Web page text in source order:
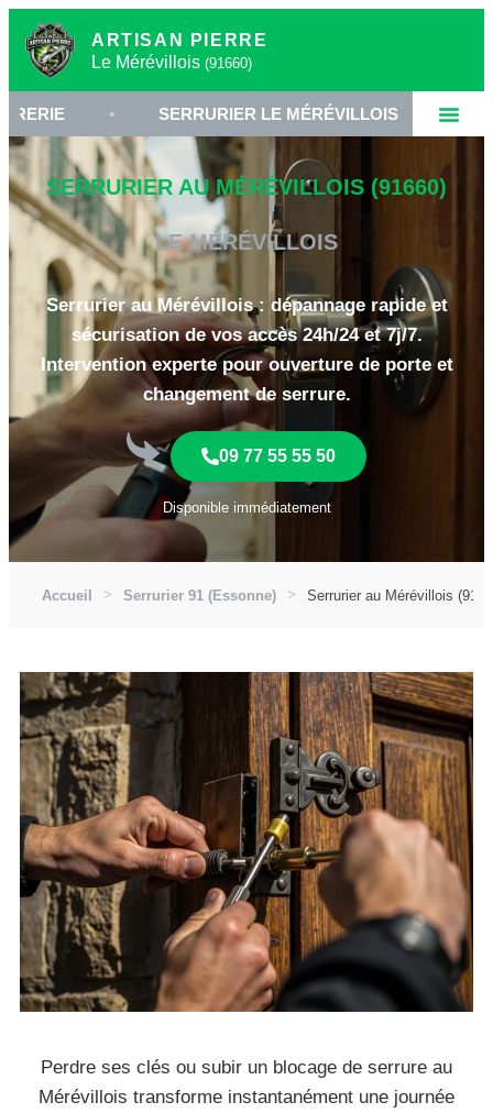
ARTISAN PIERRE
Le Mérévillois (91660)
• SERRURIER LE MÉRÉVILLOIS •
SERRURIER AU MÉRÉVILLOIS (91660)
LE MÉRÉVILLOIS
Serrurier au Mérévillois : dépannage rapide et
sécurisation de vos accès 24h/24 et 7j/7.
Intervention experte pour ouverture de porte et
changement de serrure.
09 77 55 55 50
Disponible immédiatement
Accueil Serrurier 91 (Essonne) Serrurier au Mérévillois
Perdre ses clés ou subir un blocage de serrure au
Mérévillois transforme instantanément une journée